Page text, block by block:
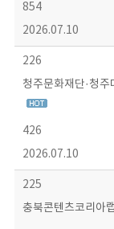
854
2026.07.10
226
청주문화재단·청
426
2026.07.10
225
충북콘텐츠코리아